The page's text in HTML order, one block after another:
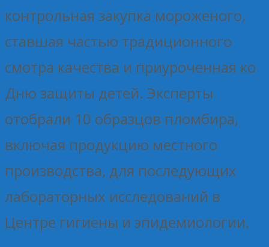
контрольная закупка мороженого,
ставшая частью традиционного
смотра качества и приуроченная ко
Дню защиты детей. Эксперты
отобрали 10 образцов пломбира,
включая продукцию местного
производства, для последующих
лабораторных исследований в
Центре гигиены и эпидемиологии.